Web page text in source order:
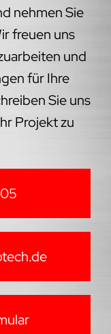
nehmen Sie
freuen uns
und
für Ihre
Sie uns
Projekt zu